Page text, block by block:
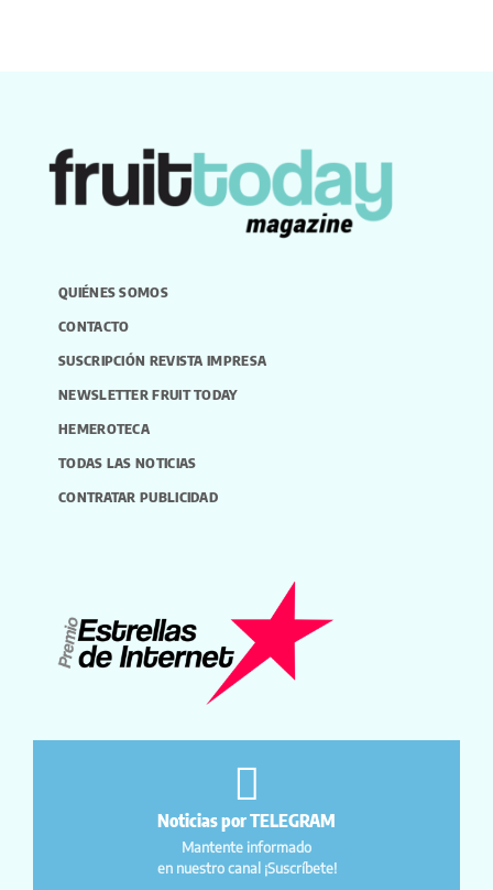
QUIÉNES SOMOS
CONTACTO
SUSCRIPCIÓN REVISTA IMPRESA
NEWSLETTER FRUIT TODAY
HEMEROTECA
TODAS LAS NOTICIAS
CONTRATAR PUBLICIDAD
Noticias por TELEGRAM
Mantente informado
en nuestro canal ¡Suscríbete!